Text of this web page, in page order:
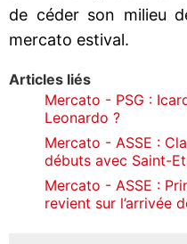
de céder son milieu
mercato estival.
Articles liés
Mercato - PSG :
Leonardo ?
Mercato - ASSE :
débuts avec Saint-
Mercato - ASSE :
revient sur l’arrivée